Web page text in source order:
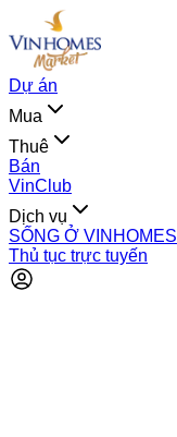
Dự án
Mua
Thuê
Bán
VinClub
Dịch vụ
SỐNG Ở VINHOMES
Thủ tục trực tuyến